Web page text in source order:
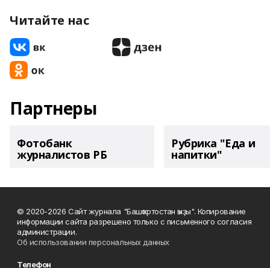
Читайте нас
Партнеры
Фотобанк
журналистов РБ
Рубрика "Еда и
напитки"
© 2020-2026 Сайт журнала "Башҡортостан ҡыҙы". Копирование
информации сайта разрешено только с письменного согласия
администрации.
Об использовании персональных данных
Телефон